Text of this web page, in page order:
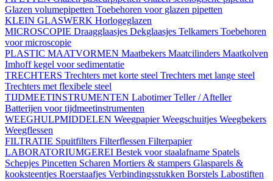
Glazen volumepipetten Toebehoren voor glazen pipetten
KLEIN GLASWERK Horlogeglazen
MICROSCOPIE Draagglaasjes Dekglaasjes Telkamers Toebehoren
voor microscopie
PLASTIC MAATVORMEN Maatbekers Maatcilinders Maatkolven
Imhoff kegel voor sedimentatie
TRECHTERS Trechters met korte steel Trechters met lange steel
Trechters met flexibele steel
TIJDMEETINSTRUMENTEN LabotimerTeller / Afteller
Batterijen voor tijdmeetinstrumenten
WEEGHULPMIDDELEN WeegpapierWeegschuitjes Weegbekers
Weegflessen
FILTRATIE Spuitfilters Filterflessen Filterpapier
LABORATORIUMGEREI Bestek voor staalafname Spatels
Schepjes Pincetten Scharen Mortiers & stampers Glasparels &
kooksteentjes Roerstaafjes Verbindingsstukken Borstels Labostiften